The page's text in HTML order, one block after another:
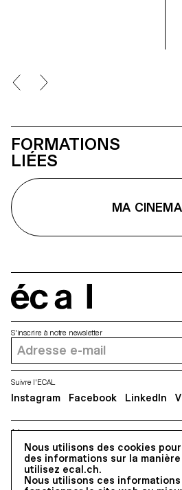
FORMATIONS
LIÉES
MA CINEMA
Nous utilisons des cookies
des informations sur la
utilisez ecal.ch.
Nous utilisons ces
Adresse
5, avenue du Temple, CH-1020
S'inscrire à notre newsletter
Suivre l'ECAL
Instagram Facebook LinkedIn
Tous droits réservés @2026